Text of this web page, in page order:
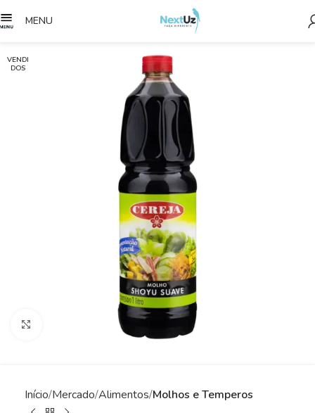
MENU
VENDI
DOS
Clique para ampliar
Início Mercado Alimentos Molhos e Temperos